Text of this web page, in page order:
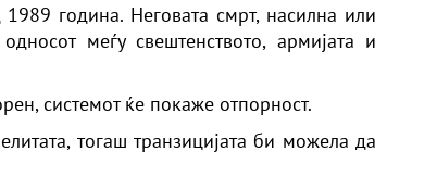
година. Неговата смрт, насилна или
меѓу свештенството, армијата и
системот ќе покаже отпорност.
тогаш транзицијата би можела да